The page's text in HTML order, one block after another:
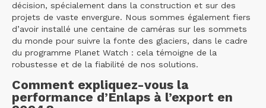
décision, spécialement dans la construction et sur des
projets de vaste envergure. Nous sommes également fiers
d’avoir installé une centaine de caméras sur les sommets
du monde pour suivre la fonte des glaciers, dans le cadre
du programme Planet Watch : cela témoigne de la
robustesse et de la fiabilité de nos solutions.
Comment expliquez-vous la
performance d’Enlaps à l’export en